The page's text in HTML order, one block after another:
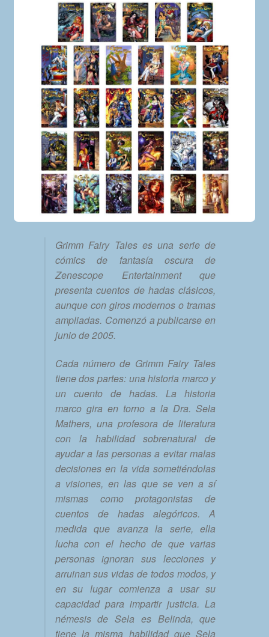
Grimm Fairy Tales es una serie de
cómics de fantasía oscura de
Zenescope Entertainment que
presenta cuentos de hadas clásicos,
aunque con giros modernos o tramas
ampliadas. Comenzó a publicarse en
junio de 2005.
Cada número de Grimm Fairy Tales
tiene dos partes: una historia marco y
un cuento de hadas. La historia
marco gira en torno a la Dra. Sela
Mathers, una profesora de literatura
con la habilidad sobrenatural de
ayudar a las personas a evitar malas
decisiones en la vida sometiéndolas
a visiones, en las que se ven a sí
mismas como protagonistas de
cuentos de hadas alegóricos. A
medida que avanza la serie, ella
lucha con el hecho de que varias
personas ignoran sus lecciones y
arruinan sus vidas de todos modos, y
en su lugar comienza a usar su
capacidad para impartir justicia. La
némesis de Sela es Belinda, que
tiene la misma habilidad que Sela